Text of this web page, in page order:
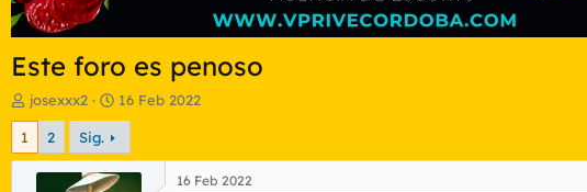
Este foro es penoso
I
n
c
josexxx2
F
e
h
a
16 Feb 2022
1 2 Sig.
16 Feb 2022